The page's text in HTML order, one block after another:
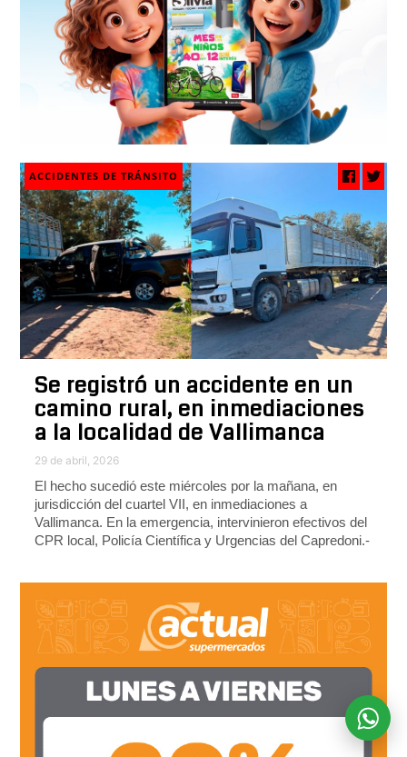
ACCIDENTES DE TRÁNSITO
Se registró un accidente en un
camino rural, en inmediaciones
a la localidad de Vallimanca
29 de abril, 2026
El hecho sucedió este miércoles por la mañana, en
jurisdicción del cuartel VII, en inmediaciones a
Vallimanca. En la emergencia, intervinieron efectivos del
CPR local, Policía Científica y Urgencias del Capredoni.-